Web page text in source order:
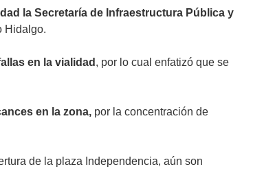
la Secretaría de Infraestructura Pública y
Hidalgo.
en la vialidad , por lo cual enfatizó que se
en la zona, por la concentración de
de la plaza Independencia, aún son